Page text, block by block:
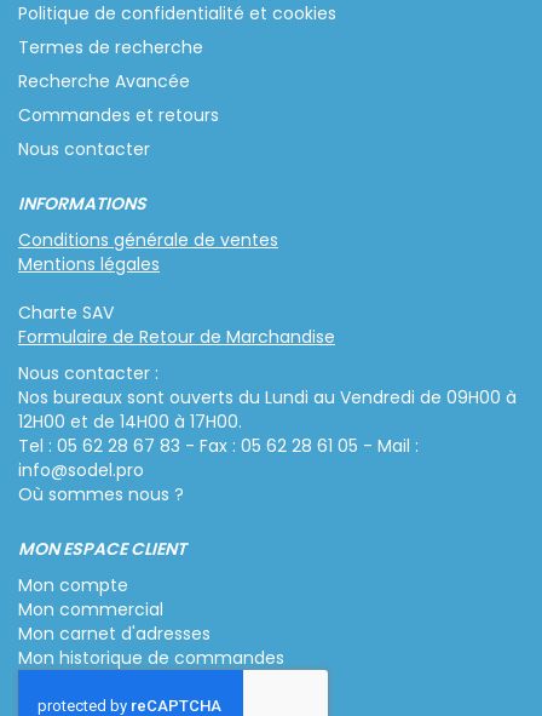
Politique de confidentialité et cookies
Termes de recherche
Recherche Avancée
Commandes et retours
Nous contacter
INFORMATIONS
Conditions générale de ventes
Mentions légales
Charte SAV
Formulaire de Retour de Marchandise
Nous contacter :
Nos bureaux sont ouverts du Lundi au Vendredi de 09H00 à
12H00 et de 14H00 à 17H00.
Tel : 05 62 28 67 83 - Fax : 05 62 28 61 05 - Mail :
info@sodel.pro
Où sommes nous ?
MON ESPACE CLIENT
Mon compte
Mon commercial
Mon carnet d'adresses
Mon historique de commandes